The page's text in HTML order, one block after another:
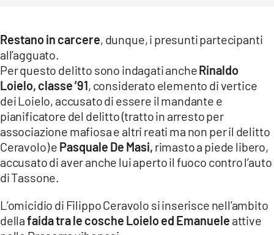
Restano in carcere, dunque, i presunti partecipanti
all’agguato.
Per questo delitto sono indagati ancheRinaldo
Loielo, classe ’91, considerato elemento di vertice
dei Loielo, accusato di essere il mandante e
pianificatore del delitto (tratto in arresto per
associazione mafiosa e altri reati ma non per il delitto
Ceravolo) e Pasquale De Masi, rimasto a piede libero,
accusato di aver anche lui aperto il fuoco contro l’auto
di Tassone.
L’omicidio di Filippo Ceravolo si inserisce nell’ambito
dellafaida tra le cosche Loielo ed Emanuele attive